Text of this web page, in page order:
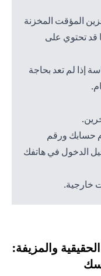
المؤقت المخزنة
قد تحتوي على
إذا لم تعد بحاجة
حسابك ورقم
الدخول في هاتفك
خارجية.
والمزيفة: